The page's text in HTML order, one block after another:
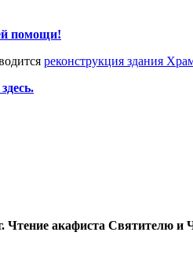
помощи!
реконструкция здания
Чтение акафиста Святителю и